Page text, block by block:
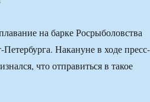
на барке Росрыболовства
Накануне в ходе пресс-
что отправиться в такое